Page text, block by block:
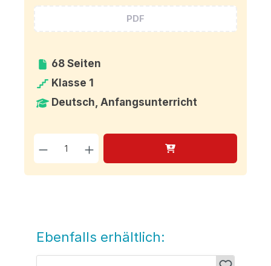
PDF
68 Seiten
Klasse 1
Deutsch, Anfangsunterricht
Produkt Anzahl: Gib den
Produktgalerie überspringen
Ebenfalls erhältlich: